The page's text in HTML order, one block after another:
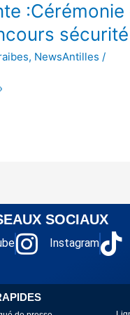
, NewsAntilles /
SOCIAUX
Instagram